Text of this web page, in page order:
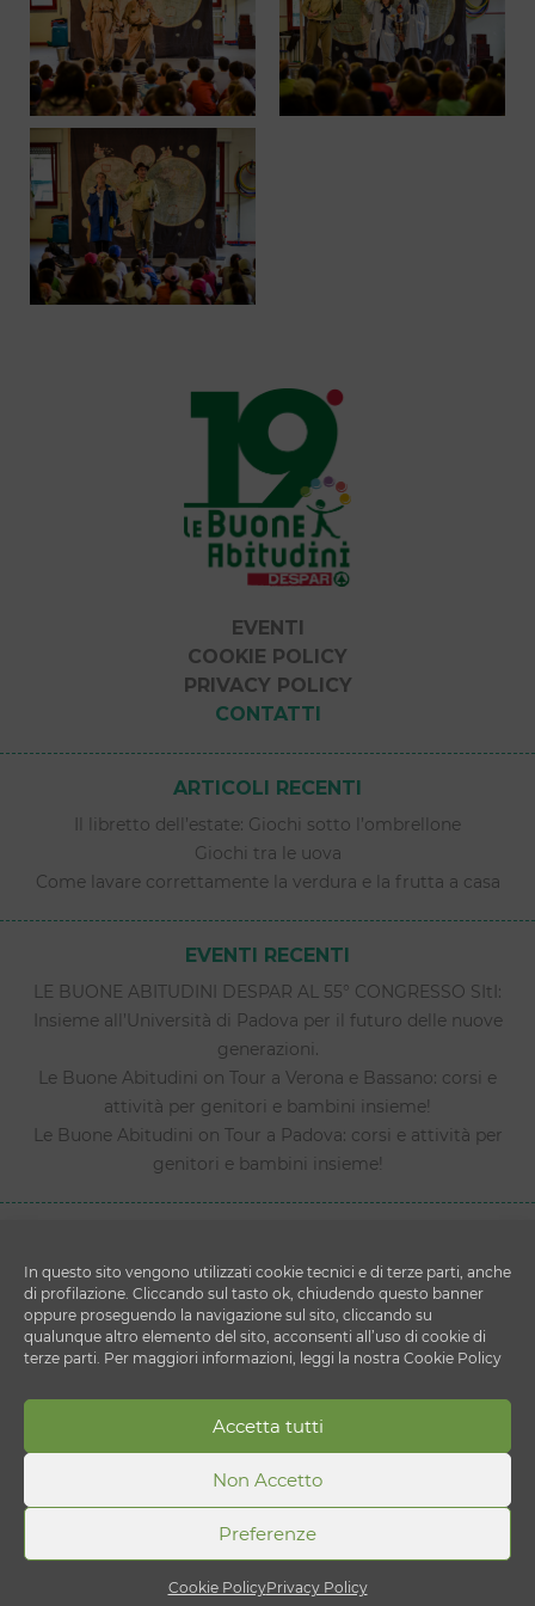
In questo sito vengono utilizzati cookie tecnici e di terze parti, anche
di profilazione. Cliccando sul tasto ok, chiudendo questo banner
oppure proseguendo la navigazione sul sito, cliccando su
qualunque altro elemento del sito, acconsenti all’uso di cookie di
terze parti. Per maggiori informazioni, leggi la nostra Cookie Policy
Accetta tutti
Non Accetto
Preferenze
Cookie PolicyPrivacy Policy
EVENTI
COOKIE POLICY
PRIVACY POLICY
CONTATTI
ARTICOLI RECENTI
Il libretto dell’estate: Giochi sotto l’ombrellone
Giochi tra le uova
Come lavare correttamente la verdura e la frutta a casa
EVENTI RECENTI
LE BUONE ABITUDINI DESPAR AL 55° CONGRESSO SItI:
Insieme all’Università di Padova per il futuro delle nuove
generazioni.
Le Buone Abitudini on Tour a Verona e Bassano: corsi e
attività per genitori e bambini insieme!
Le Buone Abitudini on Tour a Padova: corsi e attività per
genitori e bambini insieme!
Copyright © 2026 Le Buone Abitudini
DESPAR ITALIA S.c. a r.l.
Via Ettore Cristoni 82 - 40033 - Casalecchio di Reno
(BO)
P.IVA 00820910156